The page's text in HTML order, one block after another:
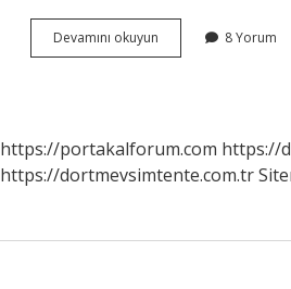
Devamını okuyun Konuşma
Sırasındaki
8 Yorum
https://portakalforum.com https://
https://dortmevsimtente.com.tr